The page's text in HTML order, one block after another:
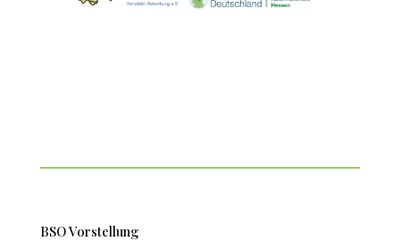
BSO Vorstellung